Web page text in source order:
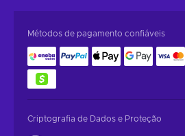
Métodos de pagamento confiáveis
Criptografia de Dados e Proteção